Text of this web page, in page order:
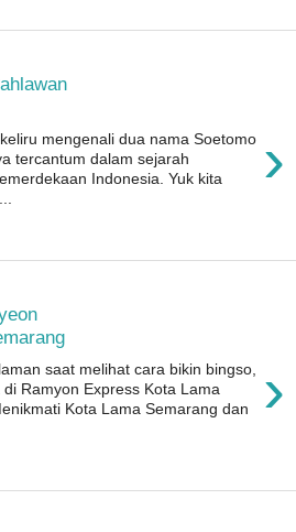
›
mengenali dua nama Soetomo
tercantum dalam sejarah
Indonesia. Yuk kita
›
saat melihat cara bikin bingso,
Ramyon Express Kota Lama
Kota Lama Semarang dan